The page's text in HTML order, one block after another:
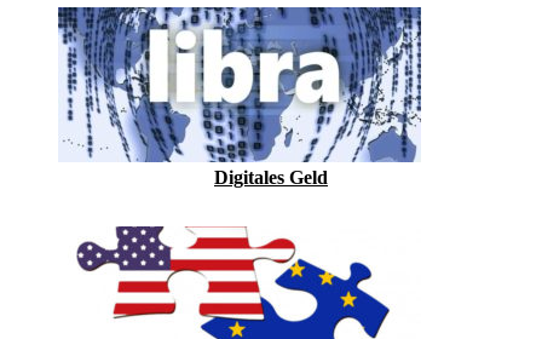
Digitales Geld